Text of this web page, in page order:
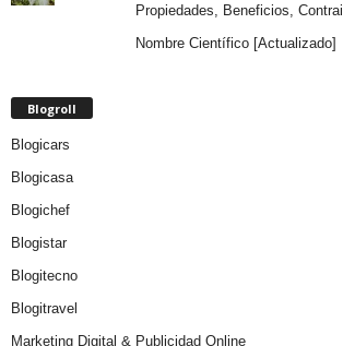
Propiedades, Beneficios,
Nombre Científico [Actualizado]
Blogroll
Blogicars
Blogicasa
Blogichef
Blogistar
Blogitecno
Blogitravel
Marketing Digital & Publicidad Online